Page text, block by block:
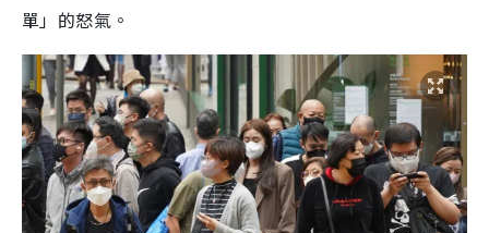
單」的怒氣。